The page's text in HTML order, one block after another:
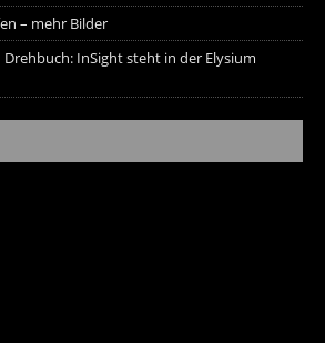
– mehr Bilder
Drehbuch: InSight steht in der Elysium